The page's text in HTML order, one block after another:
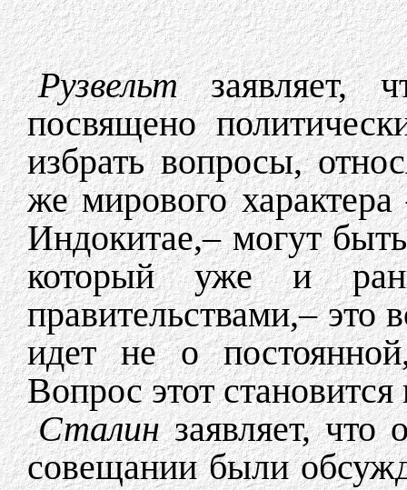
Рузвельтзаявляет,
посвящено
избрать вопросы,
же мирового
Индокитае,– могут
который уже и
правительствами,– это
идет не о
Вопрос этот
Сталинзаявляет, что
совещании были